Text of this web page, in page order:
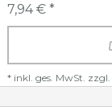
7,94 € *
* inkl. ges. MwSt. zzgl.